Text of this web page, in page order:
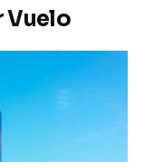
Vuelo